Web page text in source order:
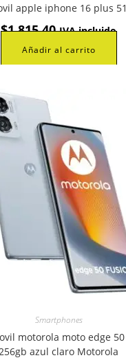
apple iphone 16 plus
$1.815,40 IVA incluido
Añadir al carrito
Smartphones
motorola moto edge
azul claro Motorola